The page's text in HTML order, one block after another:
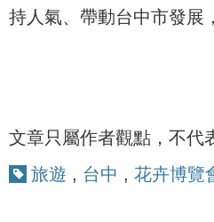
持人氣、帶動台中市發展
文章只屬作者觀點，不代
旅遊 , 台中 , 花卉博覽